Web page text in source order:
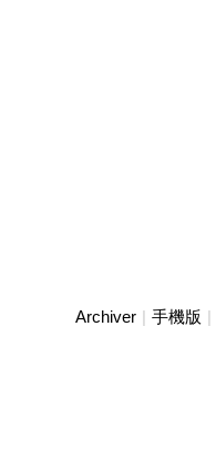
Archiver | 手機版 |